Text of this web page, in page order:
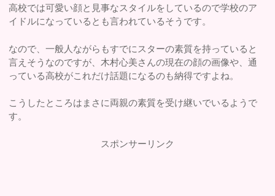
高校では可愛い顔と見事なスタイルをしているので学校のア
イドルになっているとも言われているそうです。
なので、一般人ながらもすでにスターの素質を持っていると
言えそうなのですが、木村心美さんの現在の顔の画像や、通
っている高校がこれだけ話題になるのも納得ですよね。
こうしたところはまさに両親の素質を受け継いでいるようで
す。
スポンサーリンク